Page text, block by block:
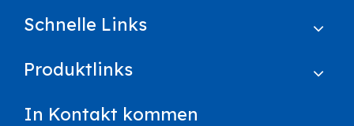
Schnelle Links
Produktlinks
In Kontakt kommen